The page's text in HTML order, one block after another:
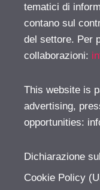
tematici di
contano sul
del settore. Per
collaborazioni:
This website is
advertising,
opportunities:
Dichiarazione
Cookie Policy